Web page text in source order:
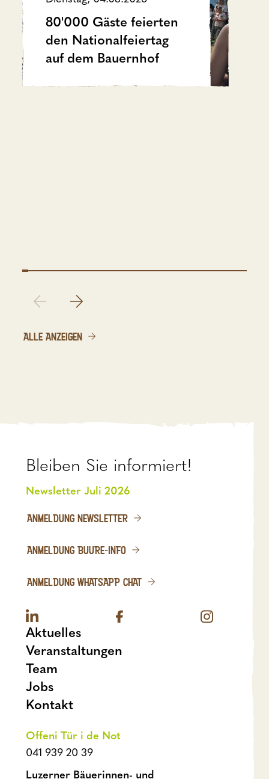
80'000 Gäste feierten
den Nationalfeiertag
auf dem Bauernhof
ALLE ANZEIGEN
Luzerner Bäuerinnen- und
Aktuelles
Veranstaltungen
Team
Jobs
Kontakt
Offeni Tür i de Not
041 939 20 39
Bleiben Sie informiert!
Newsletter Juli 2026
ANMELDUNG NEWSLETTER
ANMELDUNG BUURE-INFO
ANMELDUNG WHATSAPP CHAT